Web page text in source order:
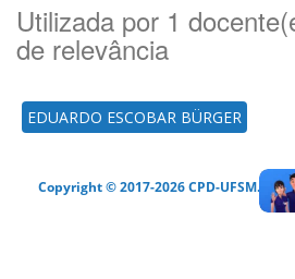
Utilizada por 1
de relevância
EDUARDO ESCOBAR BÜRGER
Copyright © 2017-2026 CPD-UFSM.